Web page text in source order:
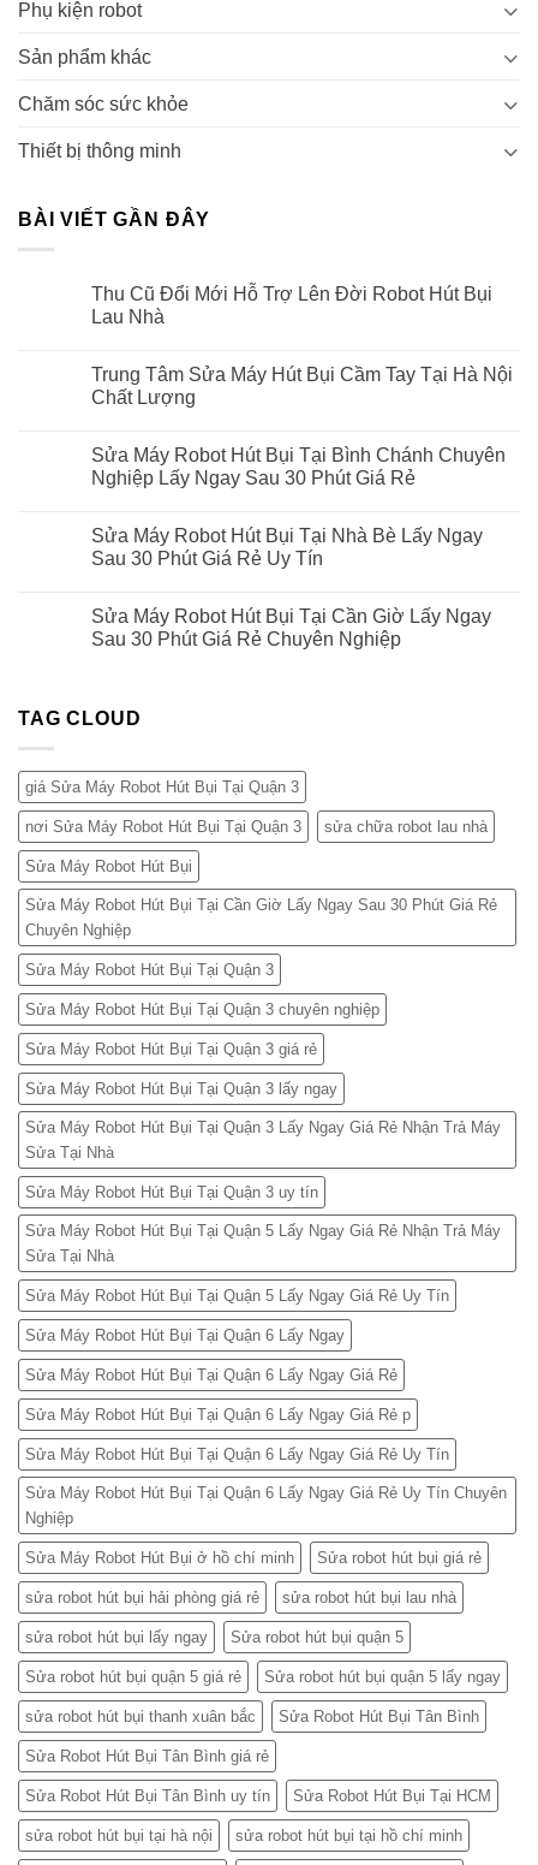
Phụ kiện robot
Sản phẩm khác
Chăm sóc sức khỏe
Thiết bị thông minh
BÀI VIẾT GẦN ĐÂY
Thu Cũ Đổi Mới Hỗ Trợ Lên Đời Robot Hút Bụi
Lau Nhà
Trung Tâm Sửa Máy Hút Bụi Cầm Tay Tại Hà Nội
Chất Lượng
Sửa Máy Robot Hút Bụi Tại Bình Chánh Chuyên
Nghiệp Lấy Ngay Sau 30 Phút Giá Rẻ
Sửa Máy Robot Hút Bụi Tại Nhà Bè Lấy Ngay
Sau 30 Phút Giá Rẻ Uy Tín
Sửa Máy Robot Hút Bụi Tại Cần Giờ Lấy Ngay
Sau 30 Phút Giá Rẻ Chuyên Nghiệp
TAG CLOUD
giá Sửa Máy Robot Hút Bụi Tại Quận 3
nơi Sửa Máy Robot Hút Bụi Tại Quận 3 sửa chữa robot lau nhà
Sửa Máy Robot Hút Bụi
Sửa Máy Robot Hút Bụi Tại Cần Giờ Lấy Ngay Sau 30 Phút Giá Rẻ
Chuyên Nghiệp
Sửa Máy Robot Hút Bụi Tại Quận 3
Sửa Máy Robot Hút Bụi Tại Quận 3 chuyên nghiệp
Sửa Máy Robot Hút Bụi Tại Quận 3 giá rẻ
Sửa Máy Robot Hút Bụi Tại Quận 3 lấy ngay
Sửa Máy Robot Hút Bụi Tại Quận 3 Lấy Ngay Giá Rẻ Nhận Trả Máy
Sửa Tại Nhà
Sửa Máy Robot Hút Bụi Tại Quận 3 uy tín
Sửa Máy Robot Hút Bụi Tại Quận 5 Lấy Ngay Giá Rẻ Nhận Trả Máy
Sửa Tại Nhà
Sửa Máy Robot Hút Bụi Tại Quận 5 Lấy Ngay Giá Rẻ Uy Tín
Sửa Máy Robot Hút Bụi Tại Quận 6 Lấy Ngay
Sửa Máy Robot Hút Bụi Tại Quận 6 Lấy Ngay Giá Rẻ
Sửa Máy Robot Hút Bụi Tại Quận 6 Lấy Ngay Giá Rẻ p
Sửa Máy Robot Hút Bụi Tại Quận 6 Lấy Ngay Giá Rẻ Uy Tín
Sửa Máy Robot Hút Bụi Tại Quận 6 Lấy Ngay Giá Rẻ Uy Tín Chuyên
Nghiệp
Sửa Máy Robot Hút Bụi ở hồ chí minh Sửa robot hút bụi giá rẻ
sửa robot hút bụi hải phòng giá rẻ sửa robot hút bụi lau nhà
sửa robot hút bụi lấy ngay Sửa robot hút bụi quận 5
Sửa robot hút bụi quận 5 giá rẻ Sửa robot hút bụi quận 5 lấy ngay
sửa robot hút bụi thanh xuân bắc Sửa Robot Hút Bụi Tân Bình
Sửa Robot Hút Bụi Tân Bình giá rẻ
Sửa Robot Hút Bụi Tân Bình uy tín Sửa Robot Hút Bụi Tại HCM
sửa robot hút bụi tại hà nội sửa robot hút bụi tại hồ chí minh